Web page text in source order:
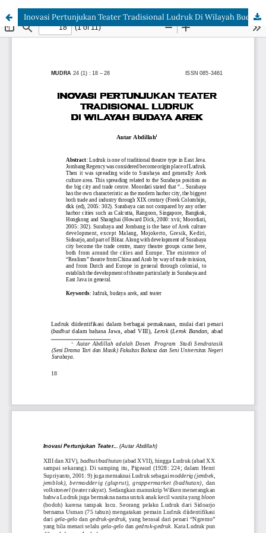
Inovasi Pertunjukan Teater Tradisional Ludruk Di Wilayah Budaya Arek